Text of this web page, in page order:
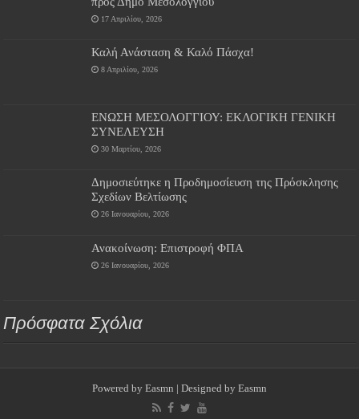
17 Απριλίου, 2026
Καλή Ανάσταση & Καλό Πάσχα!
8 Απριλίου, 2026
ΕΝΩΣΗ ΜΕΣΟΛΟΓΓΙΟΥ: ΕΚΛΟΓΙΚΗ ΓΕΝΙΚΗ
ΣΥΝΕΛΕΥΣΗ
30 Μαρτίου, 2026
Δημοσιεύτηκε η Προδημοσίευση της Πρόσκλησης
Σχεδίων Βελτίωσης
26 Ιανουαρίου, 2026
Ανακοίνωση: Επιστροφή ΦΠΑ
26 Ιανουαρίου, 2026
Πρόσφατα Σχόλια
Powered by Easmn | Designed by Easmn